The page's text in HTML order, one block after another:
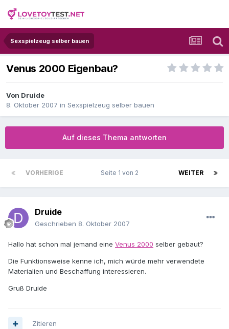
Sexspielzeug selber bauen
Venus 2000 Eigenbau?
Von Druide
8. Oktober 2007 in Sexspielzeug selber bauen
Auf dieses Thema antworten
VORHERIGE WEITER
Seite 1 von 2
Druide
Geschrieben 8. Oktober 2007
Hallo hat schon mal jemand eine Venus 2000 selber gebaut?
Die Funktionsweise kenne ich, mich würde mehr verwendete
Materialien und Beschaffung interessieren.
Gruß Druide
Zitieren